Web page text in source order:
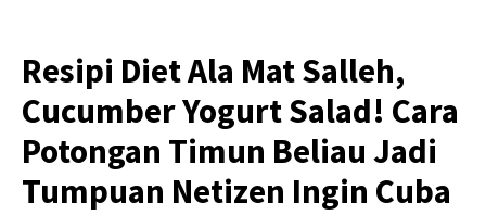
Resipi Diet Ala Mat Salleh,
Cucumber Yogurt Salad! Cara
Potongan Timun Beliau Jadi
Tumpuan Netizen Ingin Cuba